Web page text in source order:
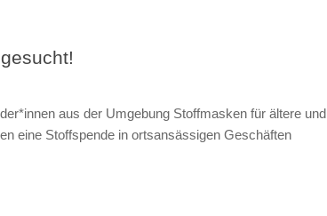
aus der Umgebung Stoffmasken für ältere und
eine Stoffspende in ortsansässigen Geschäften